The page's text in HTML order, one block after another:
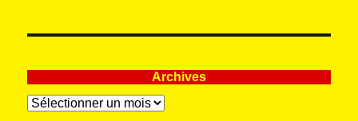
Archives
Archives